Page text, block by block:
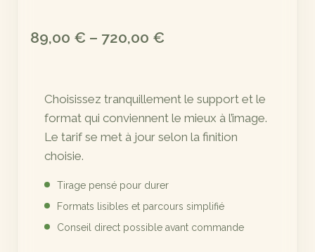
89,00 € – 720,00 €
Plage
89,00 €
720,00 €
Choisissez tranquillement le support et le
format qui conviennent le mieux à l’image.
Le tarif se met à jour selon la finition
choisie.
Tirage pensé pour durer
Formats lisibles et parcours simplifié
Conseil direct possible avant commande